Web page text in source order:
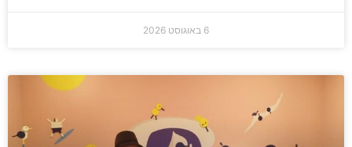
6 באוגוסט 2026